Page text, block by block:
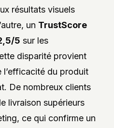
résultats visuels
un TrustScore
5 sur les
disparité provient
l’efficacité du produit
De nombreux clients
livraison supérieurs
ce qui confirme un